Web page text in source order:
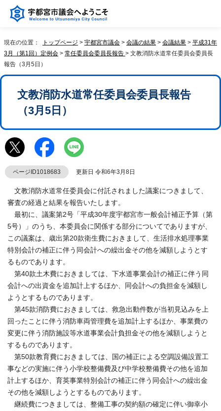
現在の位置： トップページ > 宇都宮市議会 > 会議の結果 > 会議結果 > 平成31年
3月（第1回）定例会 > 常任委員会委員長報告 > 文教消防水道常任委員会委員長
報告（3月5日）
文教消防水道常任委員会委員長報告
（3月5日）
ページID1018683 更新日 令和6年3月8日
文教消防水道常任委員会に付託されました議案につきまして、
審査の経過と結果を報告いたします。
最初に、議案第2号「平成30年度宇都宮市一般会計補正予算（第
5号）」のうち、本委員会に関係する部分についてでありますが、
この議案は、歳出第20款衛生費におきまして、生活排水処理事業
特別会計の補正に伴う同会計への繰出金その他を減額しようとす
るものであります。
第40款土木費におきましては、下水道事業会計の補正に伴う同
会計への出資金を追加計上するほか、同会計への負担金を減額し
ようとするものであります。
第45款消防費におきましては、救急出動件数が当初見込みを上
回ったことに伴う消防車両管理費を追加計上するほか、事業費の
変更に伴う消防施設等水道事業会計負担金その他を減額しようと
するものであります。
第50款教育費におきましては、国の補正による空調設備設置工
事などの実施に伴う小学校整備費及び中学校整備費その他を追加
計上するほか、育英事業特別会計の補正に伴う同会計への繰出金
その他を減額しようとするものであります。
継続費につきましては、整備工事の契約額の確定に伴い御幸小